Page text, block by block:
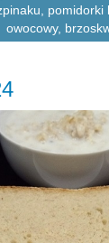
owocowy,